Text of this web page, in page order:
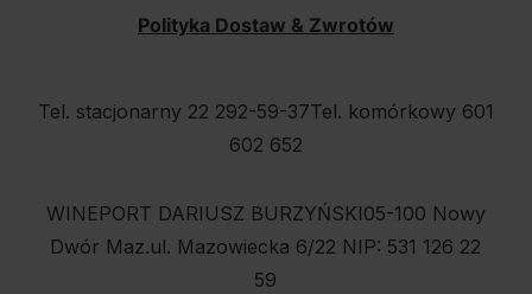
Polityka Dostaw & Zwrotów
Tel. stacjonarny 22 292-59-37Tel. komórkowy 601
602 652
WINEPORT DARIUSZ BURZYŃSKI05-100 Nowy
Dwór Maz.ul. Mazowiecka 6/22 NIP: 531 126 22
59